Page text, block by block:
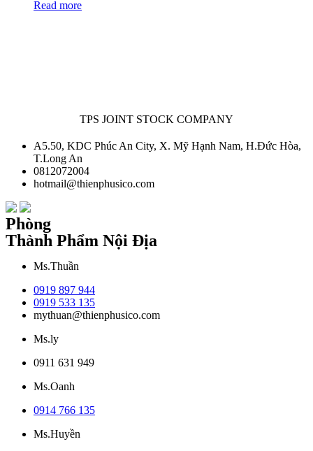
Read more
TPS JOINT STOCK COMPANY
A5.50, KDC Phúc An City, X. Mỹ Hạnh Nam, H.Đức Hòa,
T.Long An
0812072004
hotmail@thienphusico.com
Phòng
Thành Phẩm Nội Địa
Ms.Thuần
0919 897 944
0919 533 135
mythuan@thienphusico.com
Ms.ly
0911 631 949
Ms.Oanh
0914 766 135
Ms.Huyền